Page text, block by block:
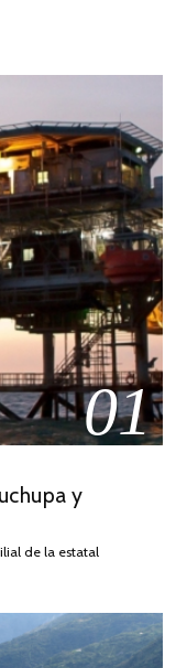
01
y
de la estatal